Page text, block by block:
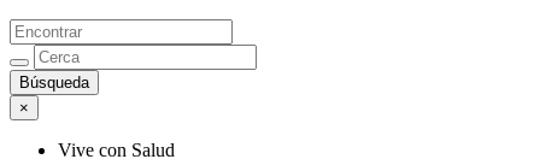
×
Vive con Salud